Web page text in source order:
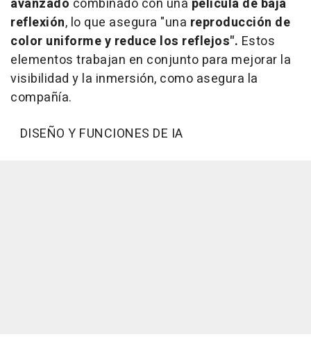
avanzado combinado con una película de baja
reflexión, lo que asegura "una reproducción de
color uniforme y reduce los reflejos". Estos
elementos trabajan en conjunto para mejorar la
visibilidad y la inmersión, como asegura la
compañía.
DISEÑO Y FUNCIONES DE IA